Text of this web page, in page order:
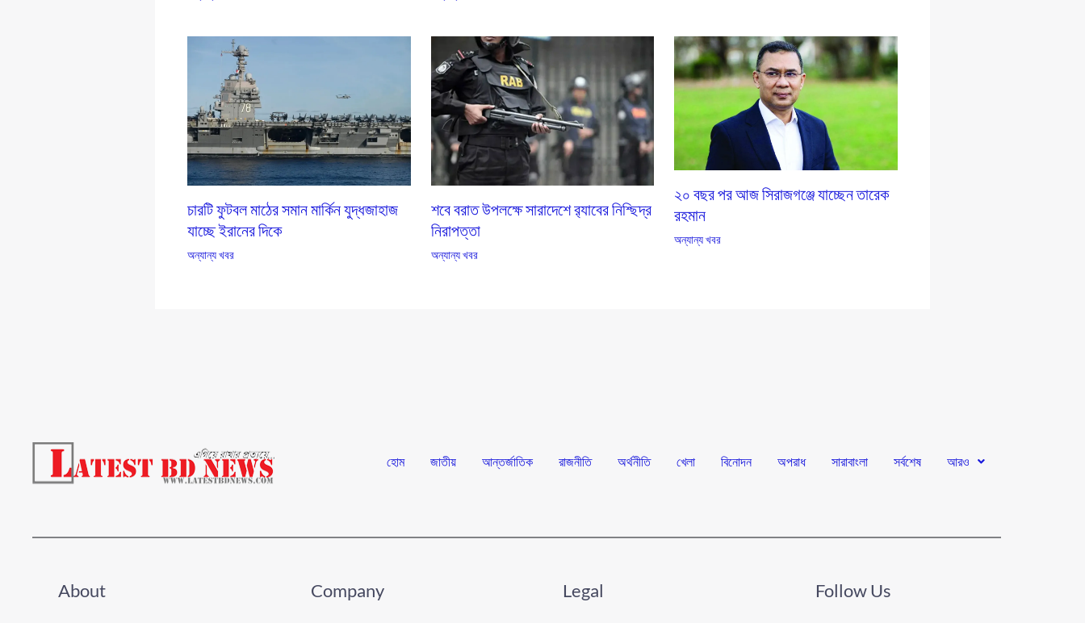
চারটি ফুটবল মাঠের সমান মার্কিন যুদ্ধজাহাজ
যাচ্ছে ইরানের দিকে
অন্যান্য খবর
শবে বরাত উপলক্ষে সারাদেশে র‌্যাবের নিশ্ছিদ্র
নিরাপত্তা
অন্যান্য খবর
২০ বছর পর আজ সিরাজগঞ্জে যাচ্ছেন তারেক
রহমান
অন্যান্য খবর
হোম জাতীয় আন্তর্জাতিক রাজনীতি অর্থনীতি খেলা বিনোদন অপরাধ সারাবাংলা সর্বশেষ আরও
About Company Legal Follow Us